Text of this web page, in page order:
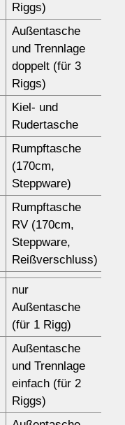
Riggs)
Außentasche
und Trennlage
doppelt (für 3
Riggs)
Kiel- und
Rudertasche
Rumpftasche
(170cm,
Steppware)
Rumpftasche
RV (170cm,
Steppware,
Reißverschluss)
nur
Außentasche
(für 1 Rigg)
Außentasche
und Trennlage
einfach (für 2
Riggs)